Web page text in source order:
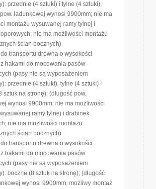
przednie (4 sztuki) i tylne (4 sztuki);
ładunkowej wynosi 9900mm; nie ma
montażu wysuwanej ramy tylnej i
nie ma możliwości montażu
ścian bocznych)
do transportu drewna o wysokości
hakami do mocowania pasów
(pasy nie są wyposażeniem
przednie (4 sztuki), tylne (4 sztuki) i
sztuk na stronę); (długość pow.
wynosi 9900mm; nie ma możliwości
ramy tylnej i drabinek
nie ma możliwości montażu
ścian bocznych)
do transportu drewna o wysokości
hakami do mocowania pasów
(pasy nie są wyposażeniem
boczne (8 sztuk na stronę); (długość
wynosi 9900mm; możliwy montaż